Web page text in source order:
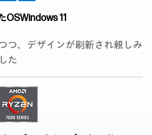
OSWindows 11
つ、デザインが刷新され親しみ
た